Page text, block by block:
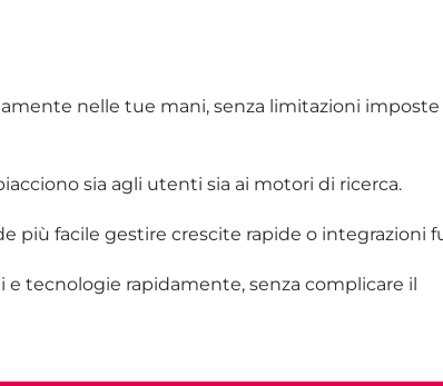
nelle tue mani, senza limitazioni imposte
sia agli utenti sia ai motori di ricerca.
più facile gestire crescite rapide o integrazioni
tecnologie rapidamente, senza complicare il